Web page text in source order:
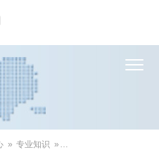
» 专业知识 » 巫山钢缀直螺纹套筒2225三级钢接头建筑试拉合格